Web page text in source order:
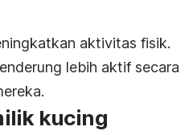
aktivitas fisik.
lebih aktif secara
kucing